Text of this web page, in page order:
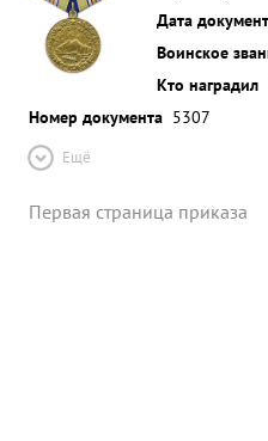
Дата
Воинское
Кто наградил
Номер документа 5307
Ещё
Первая страница приказа